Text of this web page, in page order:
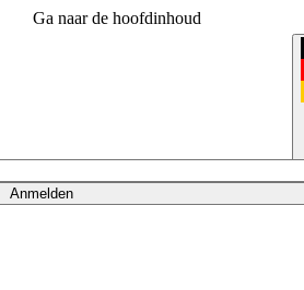
Ga naar de hoofdinhoud
Anmelden